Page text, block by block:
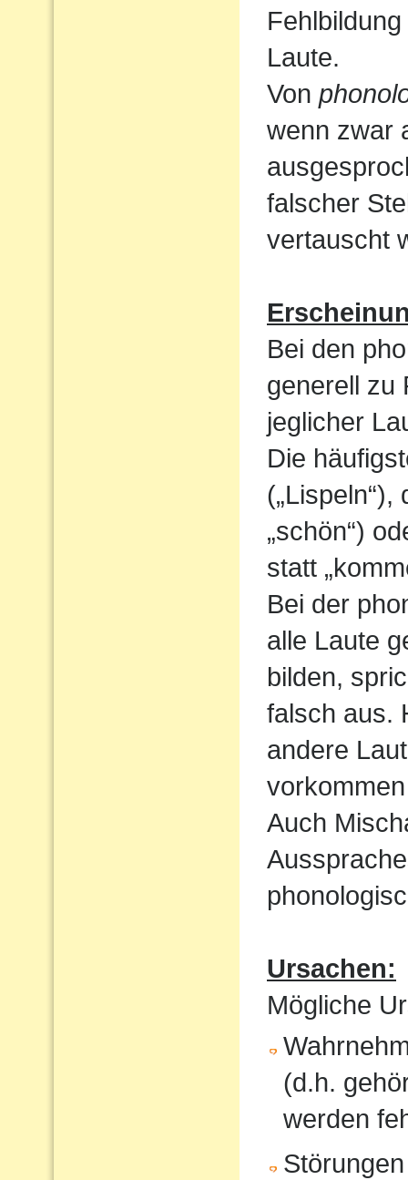
Laute.
Von
wenn zwar
falscher
vertauscht
Bei den
generell zu
jeglicher
Die
„schön“)
statt
Bei der
alle Laute
bilden,
falsch aus.
andere
Auch
Ursachen:
Mögliche
(d.h.
werden